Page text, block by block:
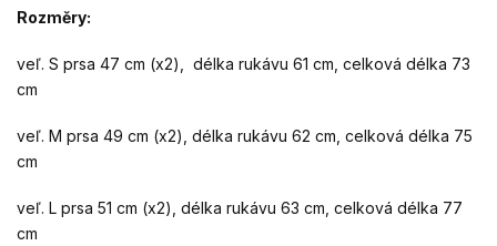
Rozměry:
veľ. S prsa 47 cm (x2), délka rukávu 61 cm, celková délka 73
cm
veľ. M prsa 49 cm (x2), délka rukávu 62 cm, celková délka 75
cm
veľ. L prsa 51 cm (x2), délka rukávu 63 cm, celková délka 77
cm